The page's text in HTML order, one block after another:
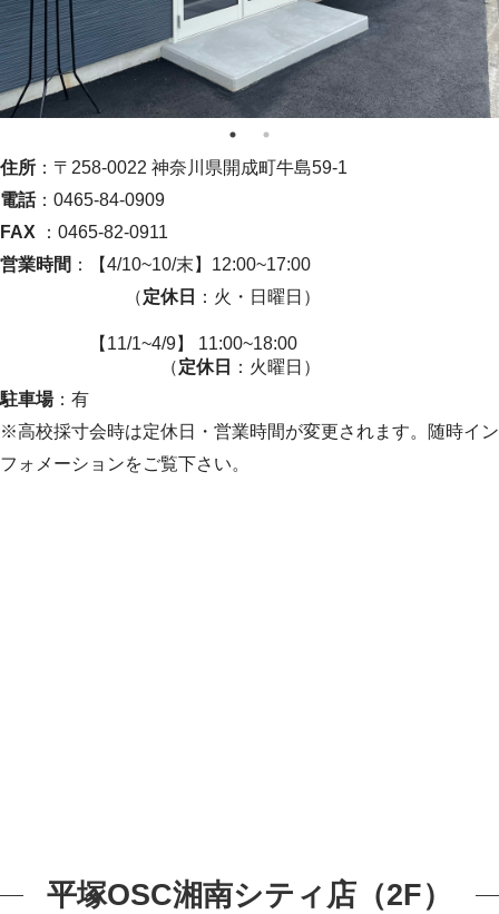
住所 ：〒258-0022 神奈川県開成町牛島59-1
電話：0465-84-0909
FAX ：0465-82-0911
営業時間 ：【4/10~10/末】12:00~17:00
（定休日 ：火・日曜日）
【11/1~4/9】 11:00~18:00
（定休日
：火曜日）
駐車場：有
※高校採寸会時は定休日・営業時間が変更されます。随時イン
フォメーションをご覧下さい。
平塚OSC湘南シティ店（2F）